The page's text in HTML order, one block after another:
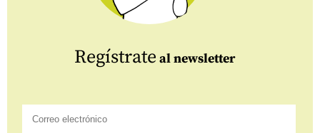
Regístrate al newsletter